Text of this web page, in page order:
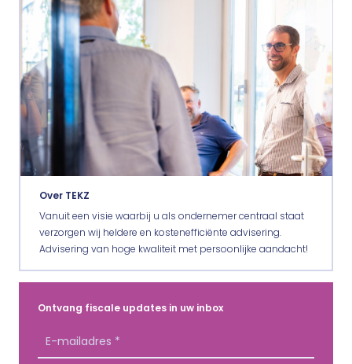
Over TEKZ
Vanuit een visie waarbij u als ondernemer centraal staat
verzorgen wij heldere en kostenefficiënte advisering.
Advisering van hoge kwaliteit met persoonlijke aandacht!
Ontvang fiscale updates in uw inbox